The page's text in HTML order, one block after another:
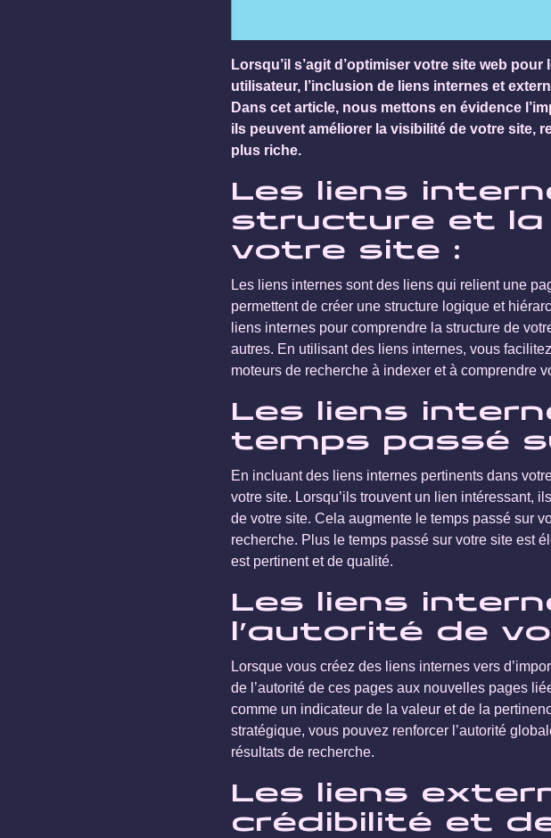
Lorsqu’il s’agit d’optimiser votre site web
utilisateur, l’inclusion de liens internes et
Dans cet article, nous mettons en évidence
ils peuvent améliorer la visibilité de votre site,
plus riche.
Les liens
structure et la
votre site :
Les liens internes sont des liens qui relient une
permettent de créer une structure logique et
liens internes pour comprendre la structure de
autres. En utilisant des liens internes, vous
moteurs de recherche à indexer et à comprendre
Les liens
temps passé
En incluant des liens internes pertinents dans
votre site. Lorsqu’ils trouvent un lien intéressant,
de votre site. Cela augmente le temps passé sur
recherche. Plus le temps passé sur votre site est
est pertinent et de qualité.
Les liens
l’autorité de
Lorsque vous créez des liens internes vers
de l’autorité de ces pages aux nouvelles pages
comme un indicateur de la valeur et de la
stratégique, vous pouvez renforcer l’autorité
résultats de recherche.
Les liens
crédibilité et